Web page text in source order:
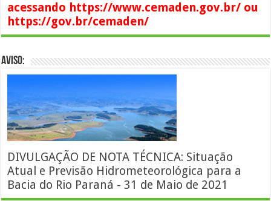
acessando https://www.cemaden.gov.br/ ou
https://gov.br/cemaden/
AVISO:
DIVULGAÇÃO DE NOTA TÉCNICA: Situação
Atual e Previsão Hidrometeorológica para a
Bacia do Rio Paraná - 31 de Maio de 2021